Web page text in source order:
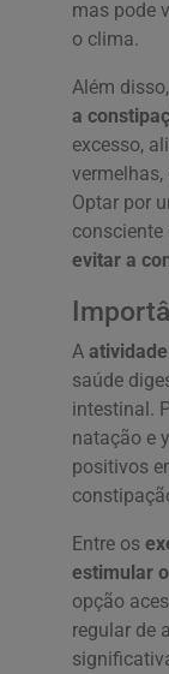
mas pode
o clima.
Além
a
excesso,
Optar por
consciente
evitar a
A
saúde
intestinal.
natação e
positivos
Entre os
estimular
opção
regular de